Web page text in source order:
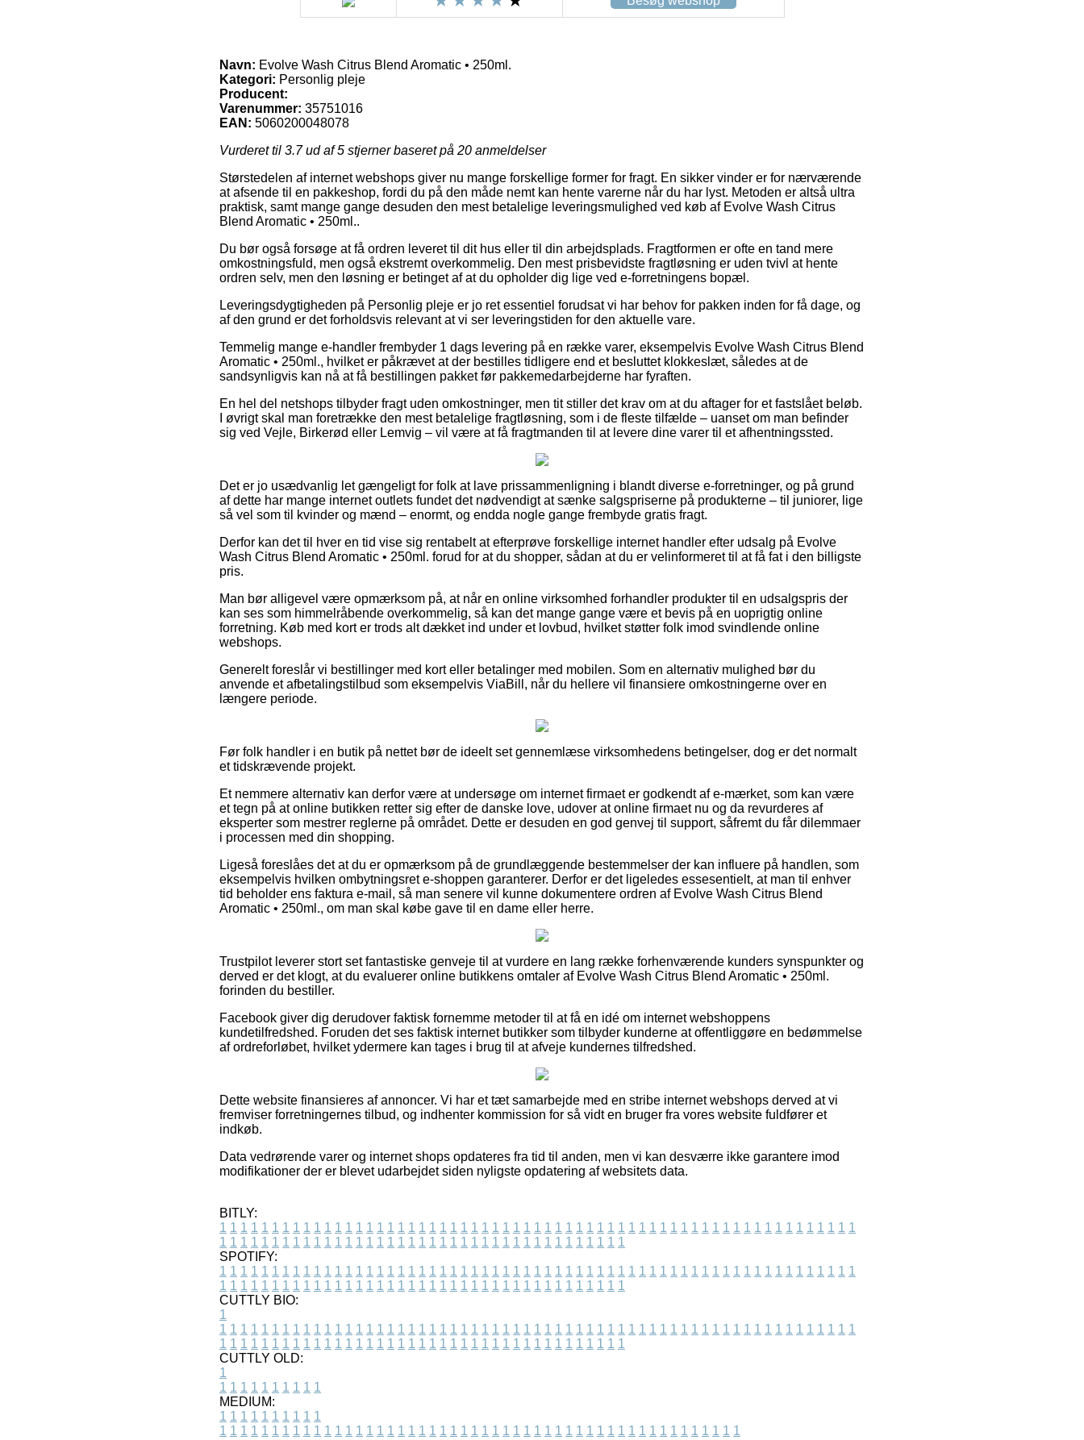
Navn: Evolve Wash Citrus Blend Aromatic • 250ml.
Kategori: Personlig pleje
Producent:
Varenummer: 35751016
EAN: 5060200048078
Vurderet til 3.7ud af 5 stjerner baseret på 20 anmeldelser
Størstedelen af internet webshops giver nu mange forskellige former for fragt. En sikker vinder er for nærværende
at afsende til en pakkeshop, fordi du på den måde nemt kan hente varerne når du har lyst. Metoden er altså ultra
praktisk, samt mange gange desuden den mest betalelige leveringsmulighed ved køb af Evolve Wash Citrus
Blend Aromatic • 250ml..
Du bør også forsøge at få ordren leveret til dit hus eller til din arbejdsplads. Fragtformen er ofte en tand mere
omkostningsfuld, men også ekstremt overkommelig. Den mest prisbevidste fragtløsning er uden tvivl at hente
ordren selv, men den løsning er betinget af at du opholder dig lige ved e-forretningens bopæl.
Leveringsdygtigheden på Personlig pleje er jo ret essentiel forudsat vi har behov for pakken inden for få dage, og
af den grund er det forholdsvis relevant at vi ser leveringstiden for den aktuelle vare.
Temmelig mange e-handler frembyder 1 dags levering på en række varer, eksempelvis Evolve Wash Citrus Blend
Aromatic • 250ml., hvilket er påkrævet at der bestilles tidligere end et besluttet klokkeslæt, således at de
sandsynligvis kan nå at få bestillingen pakket før pakkemedarbejderne har fyraften.
En hel del netshops tilbyder fragt uden omkostninger, men tit stiller det krav om at du aftager for et fastslået beløb.
I øvrigt skal man foretrække den mest betalelige fragtløsning, som i de fleste tilfælde – uanset om man befinder
sig ved Vejle, Birkerød eller Lemvig – vil være at få fragtmanden til at levere dine varer til et afhentningssted.
Det er jo usædvanlig let gængeligt for folk at lave prissammenligning i blandt diverse e-forretninger, og på grund
af dette har mange internet outlets fundet det nødvendigt at sænke salgspriserne på produkterne – til juniorer, lige
så vel som til kvinder og mænd – enormt, og endda nogle gange frembyde gratis fragt.
Derfor kan det til hver en tid vise sig rentabelt at efterprøve forskellige internet handler efter udsalg på Evolve
Wash Citrus Blend Aromatic • 250ml. forud for at du shopper, sådan at du er velinformeret til at få fat i den billigste
pris.
Man bør alligevel være opmærksom på, at når en online virksomhed forhandler produkter til en udsalgspris der
kan ses som himmelråbende overkommelig, så kan det mange gange være et bevis på en uoprigtig online
forretning. Køb med kort er trods alt dækket ind under et lovbud, hvilket støtter folk imod svindlende online
webshops.
Generelt foreslår vi bestillinger med kort eller betalinger med mobilen. Som en alternativ mulighed bør du
anvende et afbetalingstilbud som eksempelvis ViaBill, når du hellere vil finansiere omkostningerne over en
længere periode.
Før folk handler i en butik på nettet bør de ideelt set gennemlæse virksomhedens betingelser, dog er det normalt
et tidskrævende projekt.
Et nemmere alternativ kan derfor være at undersøge om internet firmaet er godkendt af e-mærket, som kan være
et tegn på at online butikken retter sig efter de danske love, udover at online firmaet nu og da revurderes af
eksperter som mestrer reglerne på området. Dette er desuden en god genvej til support, såfremt du får dilemmaer
i processen med din shopping.
Ligeså foreslåes det at du er opmærksom på de grundlæggende bestemmelser der kan influere på handlen, som
eksempelvis hvilken ombytningsret e-shoppen garanterer. Derfor er det ligeledes essesentielt, at man til enhver
tid beholder ens faktura e-mail, så man senere vil kunne dokumentere ordren af Evolve Wash Citrus Blend
Aromatic • 250ml., om man skal købe gave til en dame eller herre.
Trustpilot leverer stort set fantastiske genveje til at vurdere en lang række forhenværende kunders synspunkter og
derved er det klogt, at du evaluerer online butikkens omtaler af Evolve Wash Citrus Blend Aromatic • 250ml.
forinden du bestiller.
Facebook giver dig derudover faktisk fornemme metoder til at få en idé om internet webshoppens
kundetilfredshed. Foruden det ses faktisk internet butikker som tilbyder kunderne at offentliggøre en bedømmelse
af ordreforløbet, hvilket ydermere kan tages i brug til at afveje kundernes tilfredshed.
Dette website finansieres af annoncer. Vi har et tæt samarbejde med en stribe internet webshops derved at vi
fremviser forretningernes tilbud, og indhenter kommission for så vidt en bruger fra vores website fuldfører et
indkøb.
Data vedrørende varer og internet shops opdateres fra tid til anden, men vi kan desværre ikke garantere imod
modifikationer der er blevet udarbejdet siden nyligste opdatering af websitets data.
BITLY:
1 1 1 1 1 1 1 1 1 1 1 1 1 1 1 1 1 1 1 1 1 1 1 1 1 1 1 1 1 1 1 1 1 1 1 1 1 1 1 1 1 1 1 1 1 1 1 1 1 1 1 1 1 1 1 1 1 1 1 1 1
1 1 1 1 1 1 1 1 1 1 1 1 1 1 1 1 1 1 1 1 1 1 1 1 1 1 1 1 1 1 1 1 1 1 1 1 1 1 1
SPOTIFY:
1 1 1 1 1 1 1 1 1 1 1 1 1 1 1 1 1 1 1 1 1 1 1 1 1 1 1 1 1 1 1 1 1 1 1 1 1 1 1 1 1 1 1 1 1 1 1 1 1 1 1 1 1 1 1 1 1 1 1 1 1
1 1 1 1 1 1 1 1 1 1 1 1 1 1 1 1 1 1 1 1 1 1 1 1 1 1 1 1 1 1 1 1 1 1 1 1 1 1 1
CUTTLY BIO:
1
1 1 1 1 1 1 1 1 1 1 1 1 1 1 1 1 1 1 1 1 1 1 1 1 1 1 1 1 1 1 1 1 1 1 1 1 1 1 1 1 1 1 1 1 1 1 1 1 1 1 1 1 1 1 1 1 1 1 1 1 1
1 1 1 1 1 1 1 1 1 1 1 1 1 1 1 1 1 1 1 1 1 1 1 1 1 1 1 1 1 1 1 1 1 1 1 1 1 1 1
CUTTLY OLD:
1
1 1 1 1 1 1 1 1 1 1
MEDIUM:
1 1 1 1 1 1 1 1 1 1
1 1 1 1 1 1 1 1 1 1 1 1 1 1 1 1 1 1 1 1 1 1 1 1 1 1 1 1 1 1 1 1 1 1 1 1 1 1 1 1 1 1 1 1 1 1 1 1 1 1